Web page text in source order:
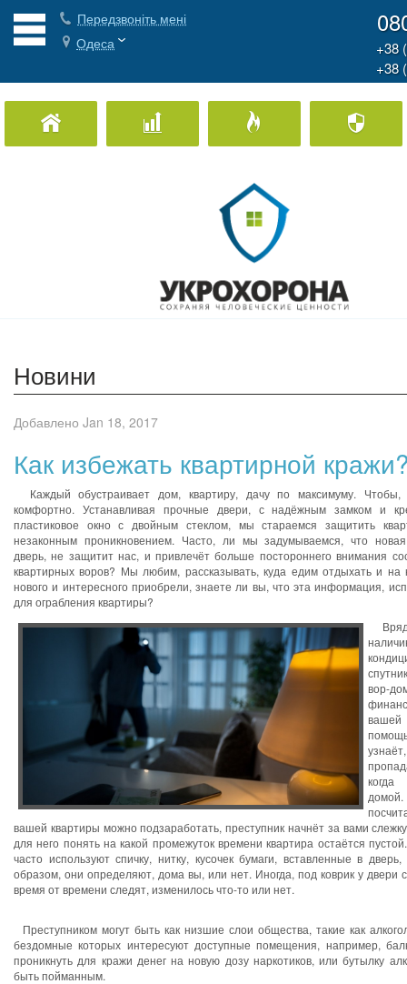
Передзвоніть мені
Одеса
+38
+38
Охорона Дому Охорона бізнесу Пожежна
Новини
Добавлено Jan 18, 2017
Как избежать квартирной
Каждый обустраивает дом, квартиру, дачу по максимуму.
комфортно. Устанавливая прочные двери, с надёжным замком и
пластиковое окно с двойным стеклом, мы стараемся защитить
незаконным проникновением. Часто, ли мы задумываемся, что
дверь, не защитит нас, и привлечёт больше постороннего внимания
квартирных воров? Мы любим, рассказывать, куда едим отдыхать и на
нового и интересного приобрели, знаете ли вы, что эта информация,
для ограбления квартиры?
вор-
когда
вашей квартиры можно подзаработать, преступник начнёт за вами
для него понять на какой промежуток времени квартира остаётся
часто используют спичку, нитку, кусочек бумаги, вставленные в
образом, они определяют, дома вы, или нет. Иногда, под коврик у двери
время от времени следят, изменилось что-то или нет.
Преступником могут быть как низшие слои общества, такие как
бездомные которых интересуют доступные помещения, например,
проникнуть для кражи денег на новую дозу наркотиков, или бутылку
быть пойманным.